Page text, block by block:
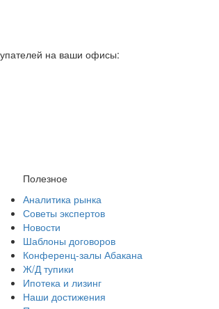
на ваши офисы:
Полезное
Аналитика рынка
Советы экспертов
Новости
Шаблоны договоров
Конференц-залы Абакана
Ж/Д тупики
Ипотека и лизинг
Наши достижения